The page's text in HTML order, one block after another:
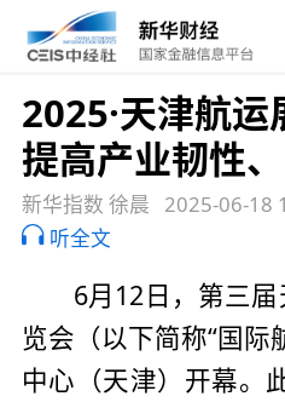
2025·天津航运
提高产业韧性
新华指数 徐晨 2025-06-18
听全文
6月12日，第三
览会（以下简称“国际
中心（天津）开幕。